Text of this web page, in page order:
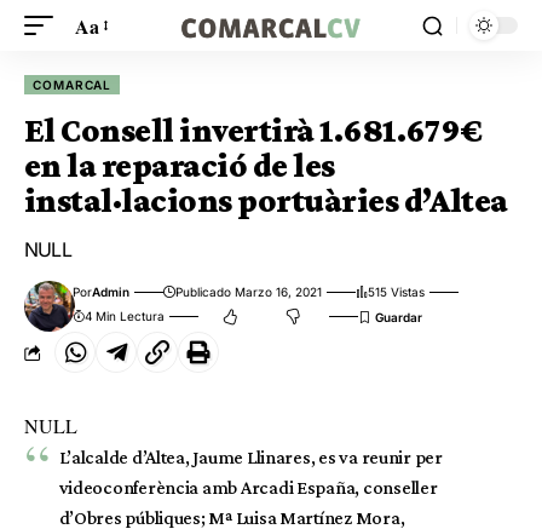
Aa
COMARCAL
El Consell invertirà 1.681.679€
en la reparació de les
instal·lacions portuàries d’Altea
NULL
PorAdmin Publicado Marzo 16, 2021
515 Vistas
4 Min Lectura
NULL
L’alcalde d’Altea, Jaume Llinares, es va reunir per
videoconferència amb Arcadi España, conseller
d’Obres públiques; Mª Luisa Martínez Mora,